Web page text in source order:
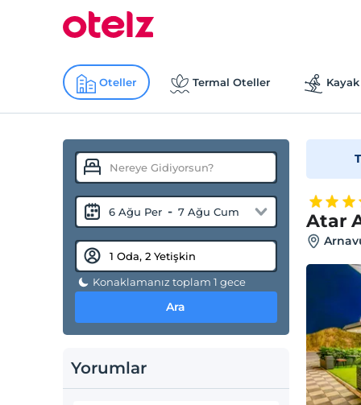
Oteller Termal Oteller
6 Ağu Per - 7 Ağu Cum
Konaklamanız toplam 1 gece
Ara
Yorumlar
Atar